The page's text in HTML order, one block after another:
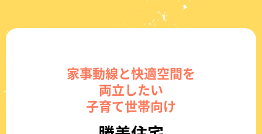
家事動線と快適空間を
両立したい
子育て世帯向け